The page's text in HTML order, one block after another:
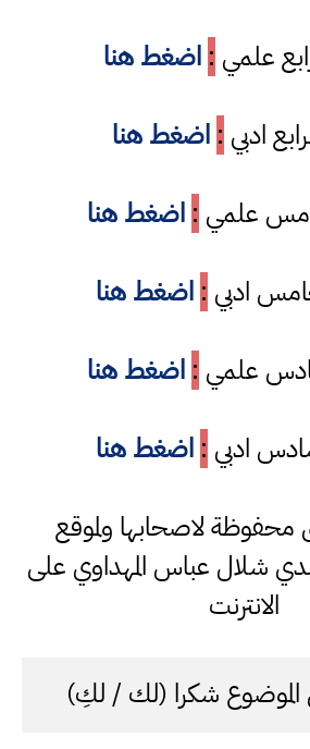
علمي : اضغط هنا
ادبي : اضغط هنا
علمي : اضغط هنا
ادبي : اضغط هنا
علمي : اضغط هنا
ادبي : اضغط هنا
لاصحابها ولموقع
شلال عباس المهداوي على
الانترنت
الموضوع شكرا (لك / لكِ)